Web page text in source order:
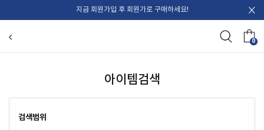
지금 회원가입 후 회원가로 구매하세요!
0
아이템검색
검색범위